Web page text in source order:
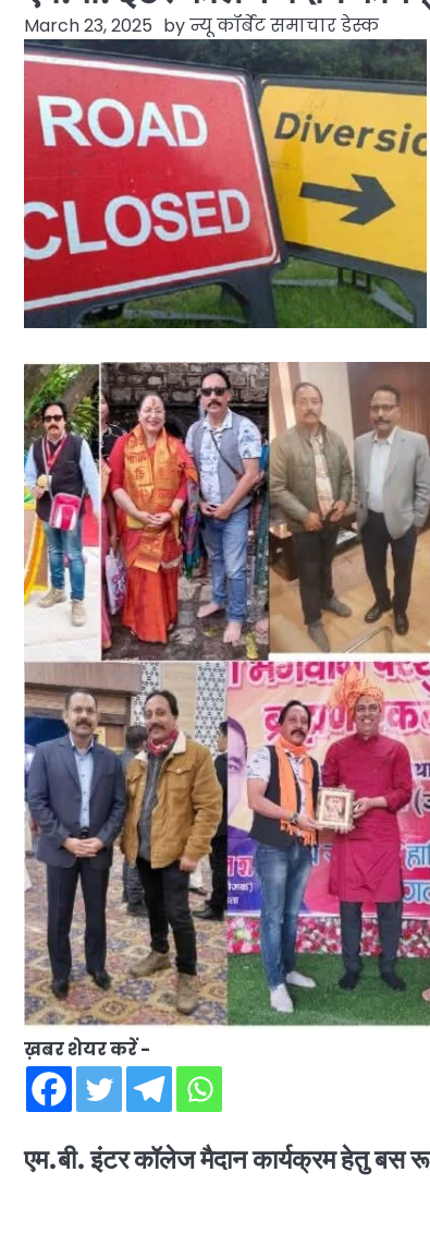
March 23, 2025 byन्यू कॉर्बेट समाचार डेस्क
ख़बर शेयर करें -
एम.बी. इंटर कॉलेज मैदान कार्यक्रम हेतु बस